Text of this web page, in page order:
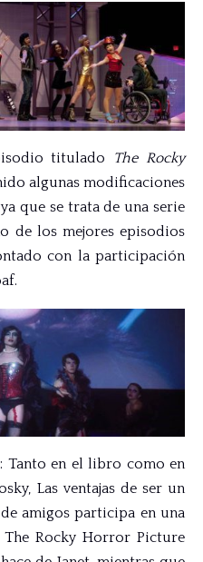
titulado The Rocky
algunas modificaciones
que se trata de una serie
de los mejores episodios
con la participación
Tanto en el libro como en
Las ventajas de ser un
amigos participa en una
Rocky Horror Picture